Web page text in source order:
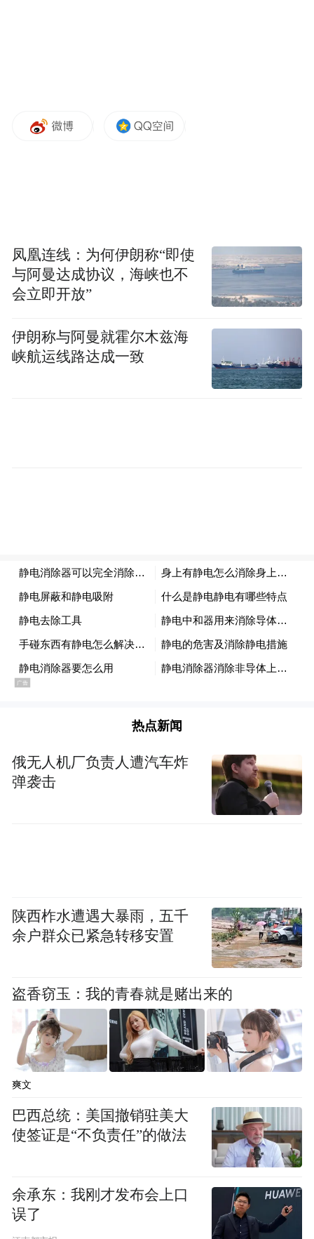
开幕前，开封已开展多场产业对接与项目洽
谈活动，为地方经济注入新动能。节会期
间，还将推出一系列文化经贸活动，营造全
域联动、全民参与的浓厚氛围。同时，一批
促消费活动陆续登场，通过多元场景的打
中国开封菊花文化节经过多年积累，已成为
推动文化繁荣兴盛的重要节会品牌，每年此
在龙亭公园开幕。省委常委、宣传部部长王
崧宣布开幕。省人大常委会副主任张建慧、
副省长宋争辉、省政协副主席张震宇出席。
开封市委书记高建立致辞。他说，从1983年
开封举办首届菊花花会以来，历经42年发
展，菊花文化节已成为开封和河南的知名节
会品牌。一年一度的菊花盛会，一次次革新
日开封，国、省战略优势叠加，各类发展政
策举措聚合发力。我们将牢记嘱托，着力推
动文化繁荣兴盛，以文化为纸、创新为笔、
开放为墨，全面描绘高质量发展、高效能治
理新图景，加快建设宜居宜业宜游的国际文
凤凰连线：为何伊朗称“即使
与阿曼达成协议，海峡也不
会立即开放”
伊朗称与阿曼就霍尔木兹海
峡航运线路达成一致
热点新闻
俄无人机厂负责人遭汽车炸
弹袭击
陕西柞水遭遇大暴雨，五千
余户群众已紧急转移安置
盗香窃玉：我的青春就是赌出来的
爽文
巴西总统：美国撤销驻美大
使签证是“不负责任”的做法
余承东：我刚才发布会上口
误了